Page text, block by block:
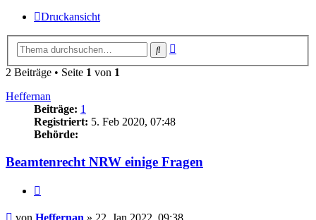
Druckansicht
Suche
2 Beiträge • Seite 1 von 1
Heffernan
Beiträge: 1
Registriert: 5. Feb 2020, 07:48
Behörde:
Beamtenrecht NRW einige Fragen
Beitrag